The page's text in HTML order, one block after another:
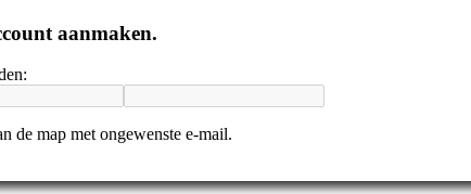
aanmaken.
de map met ongewenste e-mail.